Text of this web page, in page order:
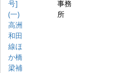
号]
(一)
高洲
和田
線ほ
か橋
梁補
事務
所